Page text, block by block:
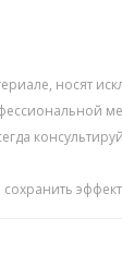
носят